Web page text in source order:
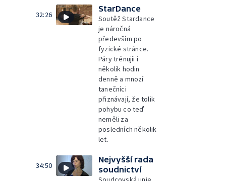
32:26
StarDance
Soutěž Stardance
je náročná
především po
fyzické stránce.
Páry trénujíi i
několik hodin
denně a mnozí
tanečníci
přiznávají, že tolik
pohybu co teď
neměli za
posledních několik
let.
34:50
Nejvyšší rada
soudnictví